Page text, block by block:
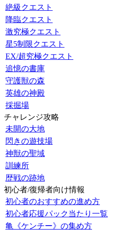
絶級クエスト
降臨クエスト
激究極クエスト
星5制限クエスト
EX/超究極クエスト
追憶の書庫
守護獣の森
英雄の神殿
採掘場
チャレンジ攻略
未開の大地
閃きの遊技場
神獣の聖域
訓練所
歴戦の跡地
初心者/復帰者向け情報
初心者のおすすめの進め方
初心者応援パック当たり一覧
亀《ケンチー》の集め方